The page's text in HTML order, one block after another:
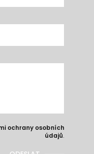
ochrany osobních
údajů.